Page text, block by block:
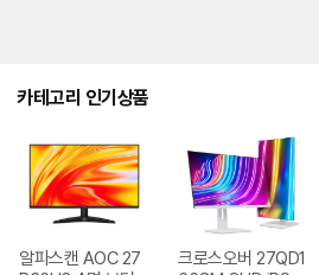
카테고리 인기상품
알파스캔 AOC 27
크로스오버 27QD1